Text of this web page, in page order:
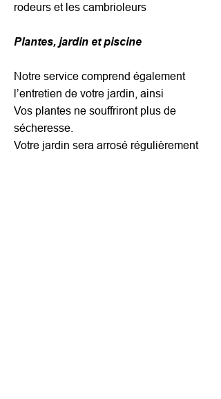
rodeurs et les cambrioleurs
Plantes, jardin et piscine
Notre service comprend également
l’entretien de votre jardin, ainsi
Vos plantes ne souffriront plus de
sécheresse.
Votre jardin sera arrosé régulièrement